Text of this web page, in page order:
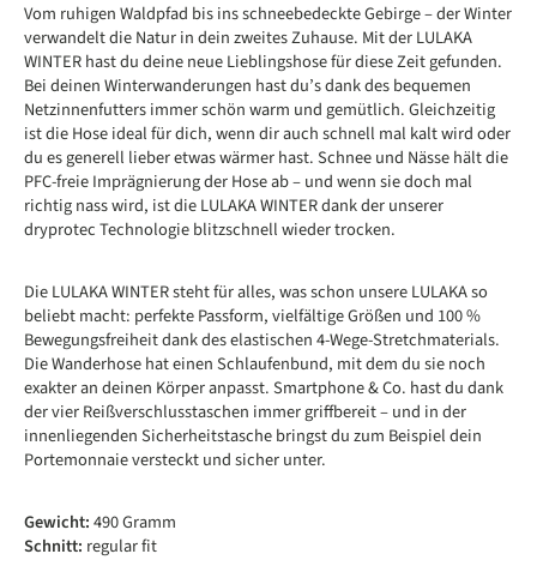
Vom ruhigen Waldpfad bis ins schneebedeckte Gebirge – der Winter
verwandelt die Natur in dein zweites Zuhause. Mit der LULAKA
WINTER hast du deine neue Lieblingshose für diese Zeit gefunden.
Bei deinen Winterwanderungen hast du’s dank des bequemen
Netzinnenfutters immer schön warm und gemütlich. Gleichzeitig
ist die Hose ideal für dich, wenn dir auch schnell mal kalt wird oder
du es generell lieber etwas wärmer hast. Schnee und Nässe hält die
PFC-freie Imprägnierung der Hose ab – und wenn sie doch mal
richtig nass wird, ist die LULAKA WINTER dank der unserer
dryprotec Technologie blitzschnell wieder trocken.
Die LULAKA WINTER steht für alles, was schon unsere LULAKA so
beliebt macht: perfekte Passform, vielfältige Größen und 100 %
Bewegungsfreiheit dank des elastischen 4-Wege-Stretchmaterials.
Die Wanderhose hat einen Schlaufenbund, mit dem du sie noch
exakter an deinen Körper anpasst. Smartphone & Co. hast du dank
der vier Reißverschlusstaschen immer griffbereit – und in der
innenliegenden Sicherheitstasche bringst du zum Beispiel dein
Portemonnaie versteckt und sicher unter.
Gewicht:490 Gramm
Schnitt: regular fit